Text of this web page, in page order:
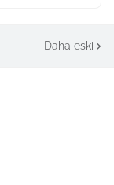
Daha eski